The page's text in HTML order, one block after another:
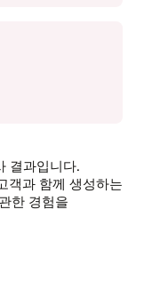
결과입니다.
객과 함께 생성하는
한 경험을